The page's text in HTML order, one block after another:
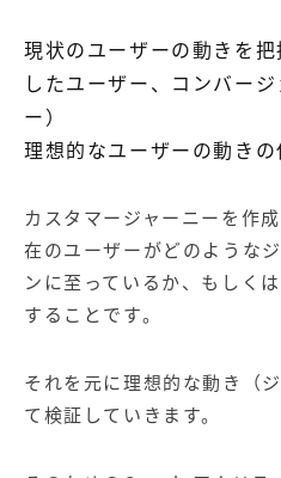
現状のユーザーの動きを把
したユーザー、コンバー
ー）
理想的なユーザーの動き
カスタマージャーニーを作
在のユーザーがどのような
ンに至っているか、もしく
することです。
それを元に理想的な動き（
て検証していきます。